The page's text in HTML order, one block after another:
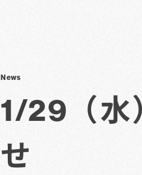
News
1/29（水
せ